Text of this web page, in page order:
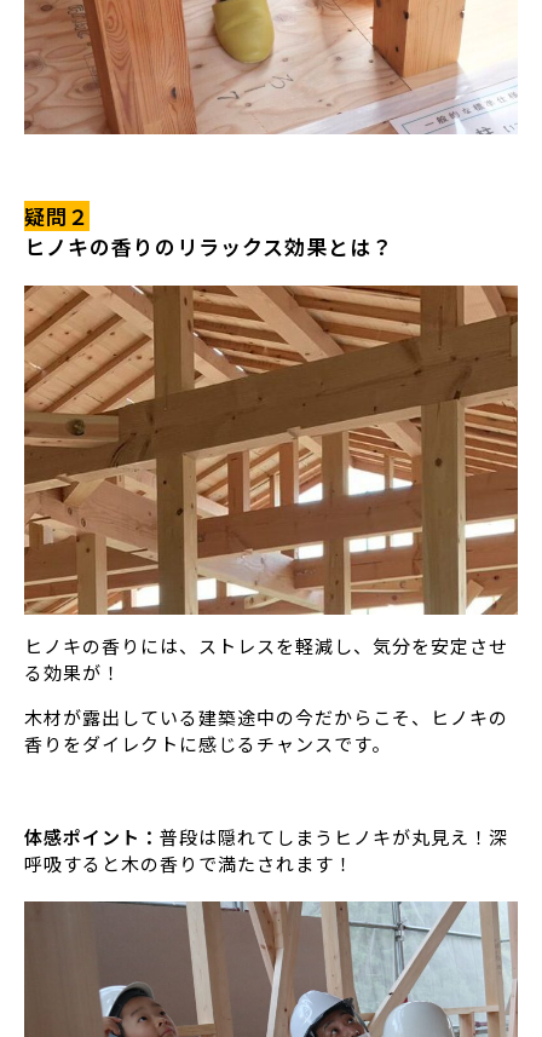
疑問２
ヒノキの香りのリラックス効果とは？
ヒノキの香りには、ストレスを軽減し、気分を安定させ
る効果が！
木材が露出している建築途中の今だからこそ、ヒノキの
香りをダイレクトに感じるチャンスです。
体感ポイント： 普段は隠れてしまうヒノキが丸見え！深
呼吸すると木の香りで満たされます！